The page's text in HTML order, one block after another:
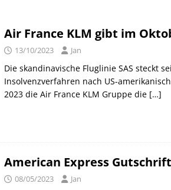
World of Hyatt Award Kategorien zum
Deutsche Bahn Gutscheine mit Koppers bis
Air France KLM gibt im
13/10/2023 Jan
Die skandinavische Fluglinie SAS steckt
Insolvenzverfahren nach US-
2023 die Air France KLM Gruppe die […]
American Express Gutschrift
08/05/2023 Jan